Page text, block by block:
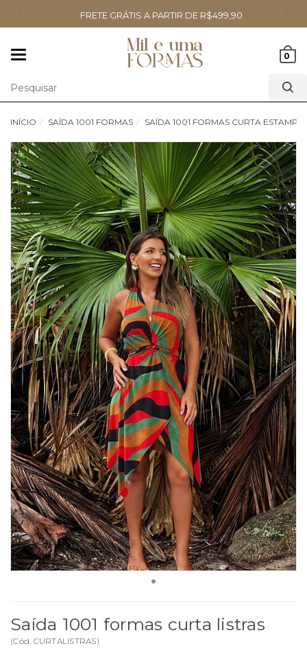
FRETE GRÁTIS A PARTIR DE R$499,90
0
INÍCIO SAÍDA 1001 FORMAS SAÍDA 1001 FORMAS CURTA
Saída 1001 formas curta listras
(Cód. CURTALISTRAS)